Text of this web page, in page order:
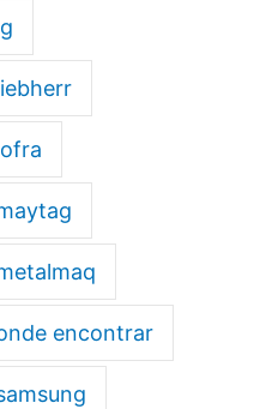
encontrar